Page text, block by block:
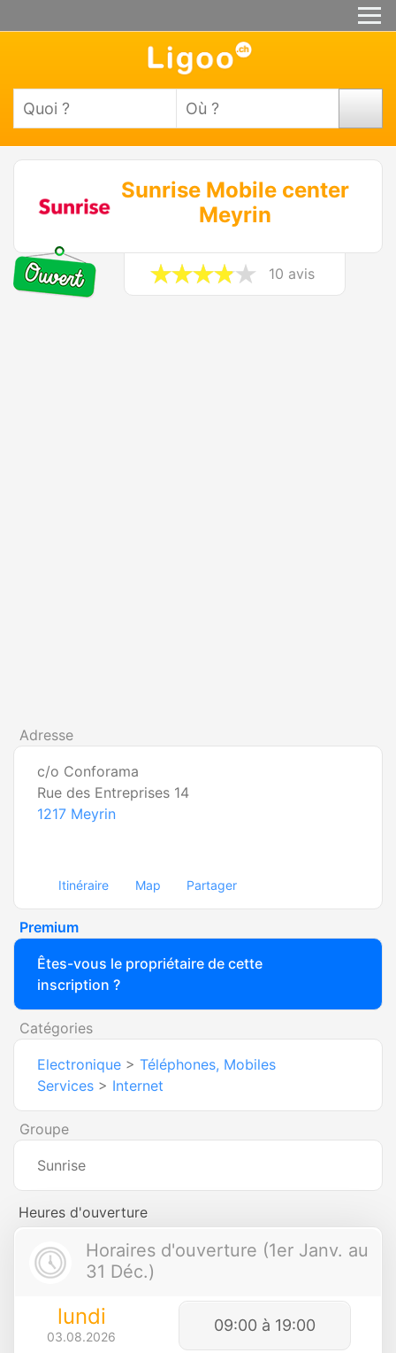
Sunrise Mobile center
Meyrin
10 avis
Adresse
c/o Conforama
Rue des Entreprises 14
1217 Meyrin
Itinéraire Map Partager
Premium
Êtes-vous le propriétaire de cette
inscription ?
Catégories
Electronique > Téléphones, Mobiles
Services > Internet
Groupe
Sunrise
Heures d'ouverture
Horaires d'ouverture (1er Janv. au
31 Déc.)
lundi
03.08.2026
09:00 à 19:00